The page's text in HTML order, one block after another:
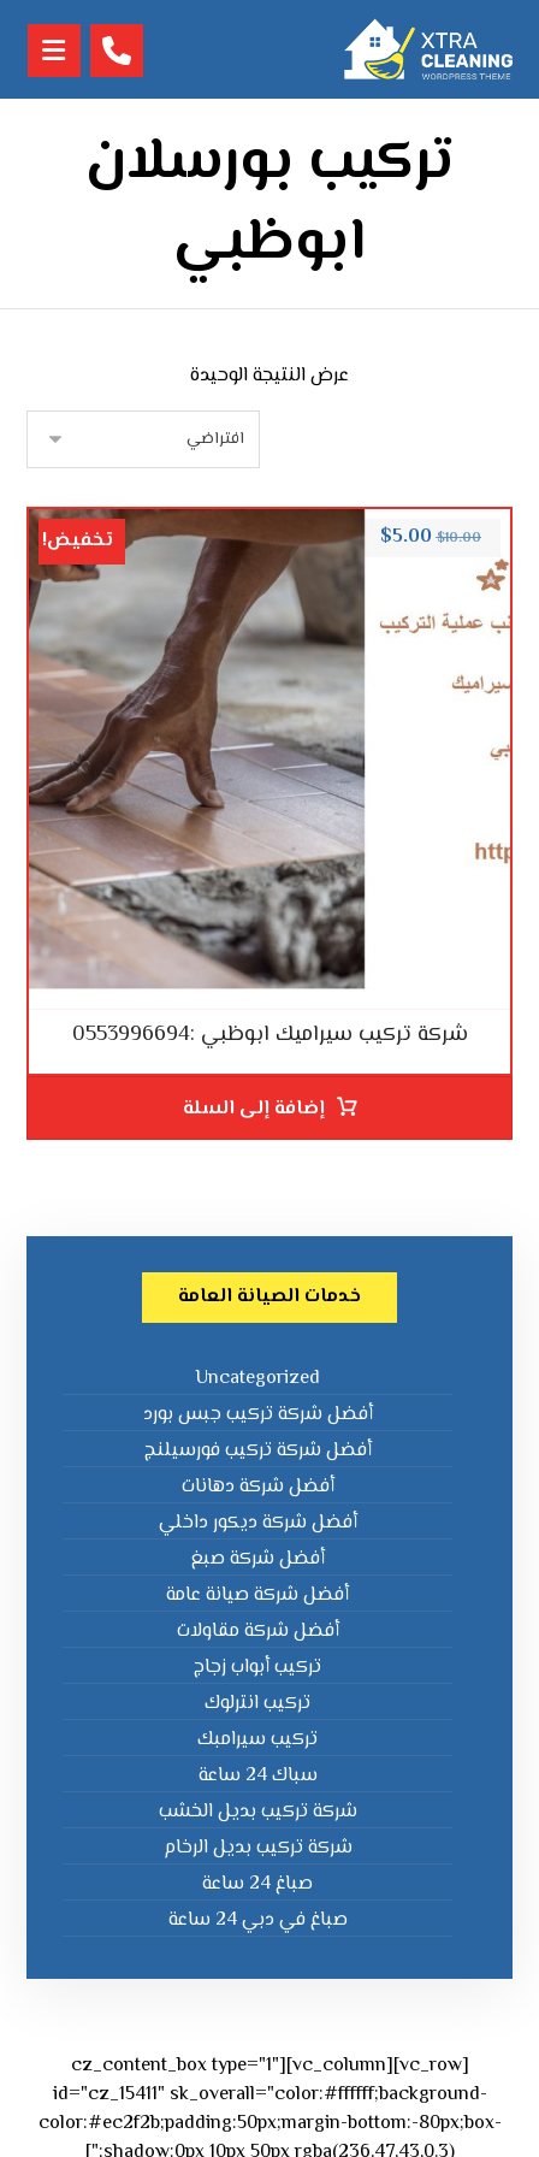
تركيب بورسلان
ابوظبي
عرض النتيجة الوحيدة
شركة تركيب سيراميك ابوظبي :0553996694
$10.00
$5.00 تخفيض!
إضافة إلى السلة
خدمات الصيانة العامة
Uncategorized
أفضل شركة تركيب جبس بورد
أفضل شركة تركيب فورسيلنج
أفضل شركة دهانات
أفضل شركة ديكور داخلي
أفضل شركة صبغ
أفضل شركة صيانة عامة
أفضل شركة مقاولات
تركيب أبواب زجاج
تركيب انترلوك
تركيب سيرامبك
سباك 24 ساعة
شركة تركيب بديل الخشب
شركة تركيب بديل الرخام
صباغ 24 ساعة
صباغ في دبي 24 ساعة
[vc_row][vc_column][cz_content_box type="1"
id="cz_15411" sk_overall="color:#ffffff;background-
color:#ec2f2b;padding:50px;margin-bottom:-80px;box-